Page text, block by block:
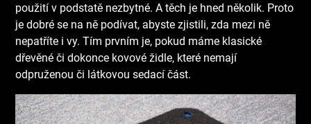
použití v podstatě nezbytné. A těch je hned několik. Proto
je dobré se na ně podívat, abyste zjistili, zda mezi ně
nepatříte i vy.Tím prvním je, pokud máme klasické
dřevěné či dokonce kovové židle, které nemají
odpruženou či látkovou sedací část.